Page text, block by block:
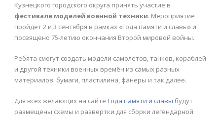
Кузнецкого городского округа принять участие в
фестивале моделей военной техники. Мероприятие
пройдет 2 и 3 сентября в рамках «Года памяти и славы» и
посвящено 75-летию окончания Второй мировой войны.
Ребята смогут создать модели самолетов, танков, кораблей
и другой техники военных времён из самых разных
материалов: бумаги, пластилина, фанеры и так далее.
Для всех желающих на сайте Года памяти и славы будут
размещены схемы и развертки для сборки легендарной